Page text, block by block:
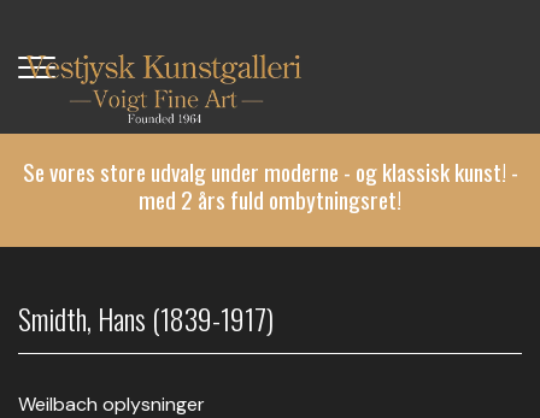
hovedindhold
Se vores store udvalg under moderne - og klassisk kunst! -
med 2 års fuld ombytningsret!
Smidth, Hans (1839-1917)
Weilbach oplysninger